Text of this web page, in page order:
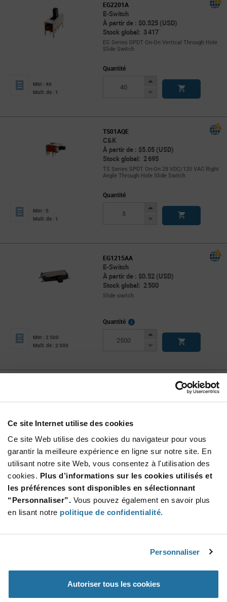
Ce site Internet utilise des cookies
Ce site Web utilise des cookies du navigateur pour vous
garantir la meilleure expérience en ligne sur notre site. En
utilisant notre site Web, vous consentez à l'utilisation des
cookies. Plus d’informations sur les cookies utilisés et
les préférences sont disponibles en sélectionnant
“Personnaliser”. Vous pouvez également en savoir plus
en lisant notre politique de confidentialité.
Personnaliser
Autoriser tous les cookies
EG2201A
E-Switch
À partir de : $0.525 (USD)
Stock global: 3 417
EG Series DPDT On-On Vertical Through Hole
Slide Switch
Min : 40
Mult. de : 1
Quantité
Increase
Decrease
TS01AQE
C&K
À partir de : $5.05 (USD)
Stock global: 2 695
TS Series SPDT On-On 28 VDC/120 VAC Right
Angle Through Hole Slide Switch
Min : 5
Mult. de : 1
Quantité
Increase
Decrease
EG1215AA
E-Switch
À partir de : $0.52 (USD)
Stock global: 2 500
Slide switch
Min : 2 500
Mult. de : 2 500
Quantité
More
Increase
Decrease
À partir de : $0.455 (USD)
EG Series DP3T On-On-On Right Angle Through
Min : 40
Mult. de : 1
Quantité
Increase
Button
Decrease
1825255-7
MHS Series SP3T Slide Switches
Mult. de : 1 120
Info
Increase
Button
Decrease